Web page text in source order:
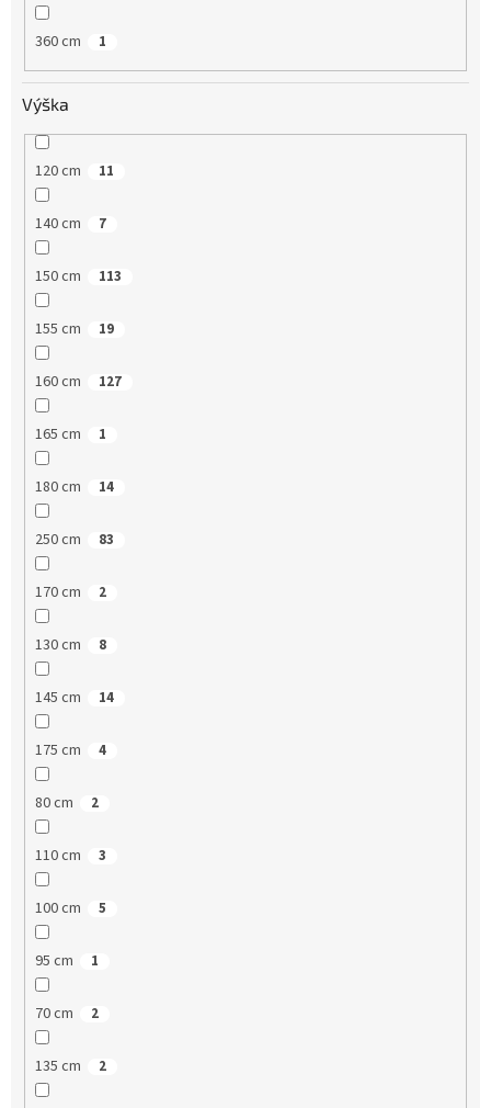
360 cm 1
Výška
120 cm 11
140 cm 7
150 cm 113
155 cm 19
160 cm 127
165 cm 1
180 cm 14
250 cm 83
170 cm 2
130 cm 8
145 cm 14
175 cm 4
80 cm 2
110 cm 3
100 cm 5
95 cm 1
70 cm 2
135 cm 2